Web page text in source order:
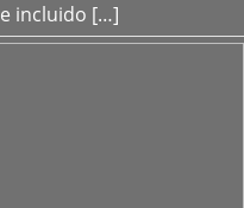
incluido […]